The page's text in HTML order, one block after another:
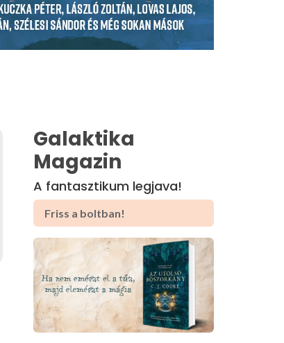
Galaktika
Magazin
A fantasztikum legjava!
Friss a boltban!